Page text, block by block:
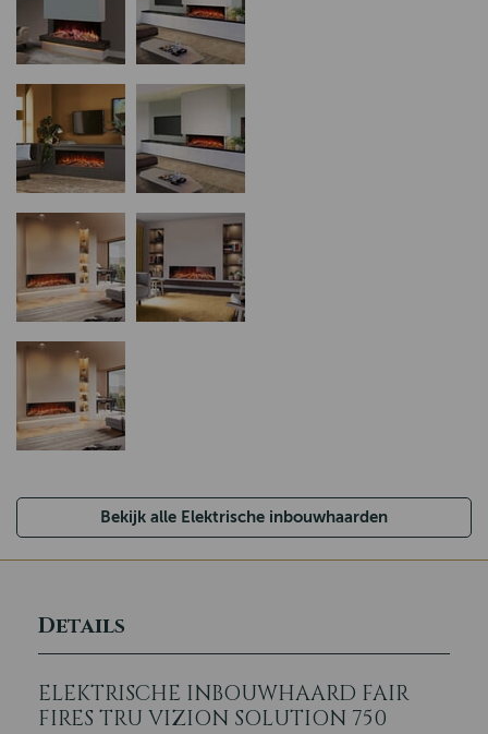
Bekijk alle Elektrische inbouwhaarden
Details
ELEKTRISCHE INBOUWHAARD FAIR
FIRES TRU VIZION SOLUTION 750